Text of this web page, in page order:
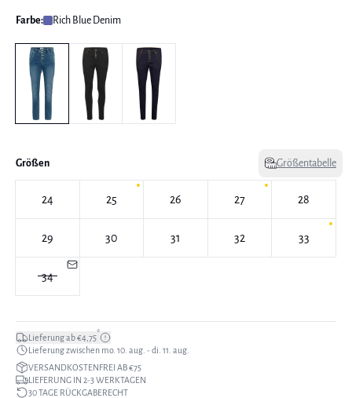
Farbe: Rich Blue Denim
Größen Größentabelle
24 25 26 27 28
29 30 31 32 33
34
Lieferung ab €4,75*
Lieferung zwischen mo. 10. aug. - di. 11. aug.
VERSANDKOSTENFREI AB €75
LIEFERUNG IN 2-3 WERKTAGEN
30 TAGE RÜCKGABERECHT